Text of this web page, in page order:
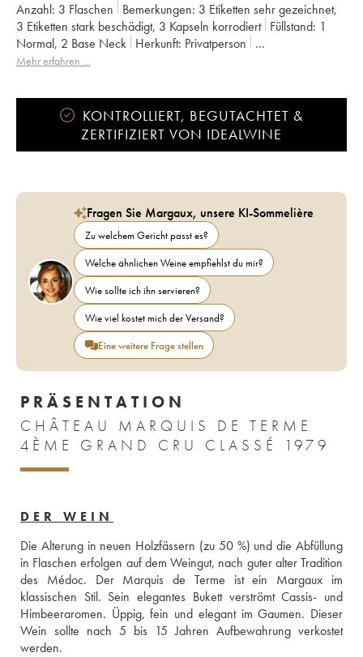
Anzahl: 3 Flaschen Bemerkungen: 3 Etiketten sehr gezeichnet,
3 Etiketten stark beschädigt, 3 Kapseln korrodiert Füllstand: 1
Normal, 2 Base Neck Herkunft:
privatperson
Mwst. erstattbar:
Eigentümer: SA du Château Marquis de Terme
Mehr erfahren …
KONTROLLIERT, BEGUTACHTET &
ZERTIFIZIERT VON IDEALWINE
Fragen Sie Margaux, unsere KI-Sommelière
Zu welchem Gericht passt es?
Welche ähnlichen Weine empfiehlst du mir?
Wie sollte ich ihn servieren?
Wie viel kostet mich der Versand?
Eine weitere Frage stellen
PRÄSENTATION
CHÂTEAU MARQUIS DE TERME
4ÈME GRAND CRU CLASSÉ 1979
DER WEIN
Die Alterung in neuen Holzfässern (zu 50 %) und die Abfüllung
in Flaschen erfolgen auf dem Weingut, nach guter alter Tradition
des Médoc. Der Marquis de Terme ist ein Margaux im
klassischen Stil. Sein elegantes Bukett verströmt Cassis- und
Himbeeraromen. Üppig, fein und elegant im Gaumen. Dieser
Wein sollte nach 5 bis 15 Jahren Aufbewahrung verkostet
werden.